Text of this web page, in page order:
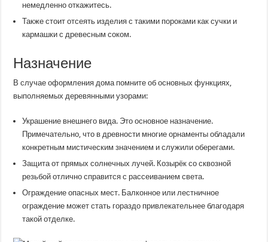
немедленно откажитесь.
Также стоит отсеять изделия с такими пороками как сучки и
кармашки с древесным соком.
Назначение
В случае оформления дома помните об основных функциях,
выполняемых деревянными узорами:
Украшение внешнего вида. Это основное назначение.
Примечательно, что в древности многие орнаменты обладали
конкретным мистическим значением и служили оберегами.
Защита от прямых солнечных лучей. Козырёк со сквозной
резьбой отлично справится с рассеиванием света.
Ограждение опасных мест. Балконное или лестничное
ограждение может стать гораздо привлекательнее благодаря
такой отделке.